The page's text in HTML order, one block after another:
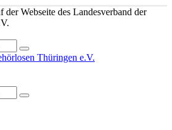
Webseite des Landesverband der